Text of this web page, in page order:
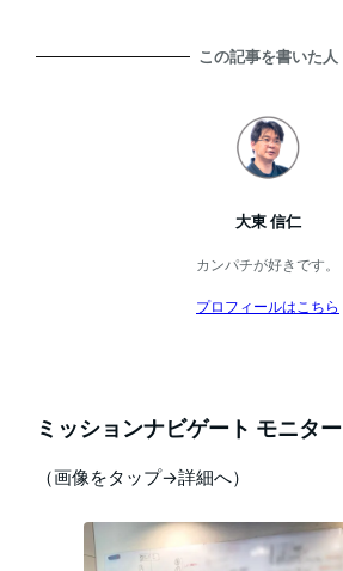
この記事を書いた人
大東 信仁
カンパチが好きです。
プロフィールはこちら
ミッションナビゲート モニター
（画像をタップ→詳細へ）